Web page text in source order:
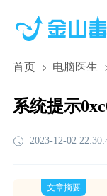
首页 电脑医生
系统提示
2023-12-02
文章摘要